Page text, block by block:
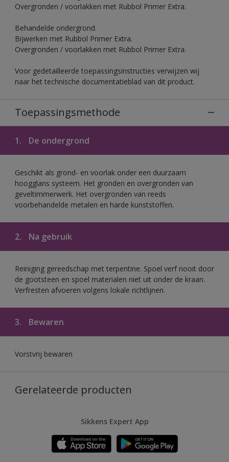
Overgronden / voorlakken met Rubbol Primer Extra.
Behandelde ondergrond.
Bijwerken met Rubbol Primer Extra.
Overgronden / voorlakken met Rubbol Primer Extra.
Voor gedetailleerde toepassingsinstructies verwijzen wij
naar het technische documentatieblad van dit product.
Toepassingsmethode
1. De ondergrond
Geschikt als grond- en voorlak onder een duurzaam
hoogglans systeem. Het gronden en overgronden van
geveltimmerwerk. Het overgronden van reeds
voorbehandelde metalen en harde kunststoffen.
2. Na gebruik
Reiniging gereedschap met terpentine. Spoel verf nooit door
de gootsteen en spoel materialen niet uit onder de kraan.
Verfresten afvoeren volgens lokale richtlijnen.
3. Bewaren
Vorstvrij bewaren
Gerelateerde producten
Sikkens Expert App